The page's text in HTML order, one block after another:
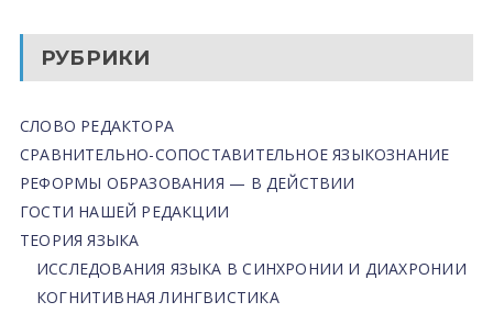
РУБРИКИ
СЛОВО РЕДАКТОРА
СРАВНИТЕЛЬНО-СОПОСТАВИТЕЛЬНОЕ ЯЗЫКОЗНАНИЕ
РЕФОРМЫ ОБРАЗОВАНИЯ — В ДЕЙСТВИИ
ГОСТИ НАШЕЙ РЕДАКЦИИ
ТЕОРИЯ ЯЗЫКА
ИССЛЕДОВАНИЯ ЯЗЫКА В СИНХРОНИИ И ДИАХРОНИИ
КОГНИТИВНАЯ ЛИНГВИСТИКА